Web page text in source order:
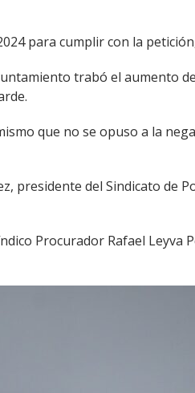
para cumplir con la
trabó el aumento
que no se opuso a la
del Sindicato de
Procurador Rafael Leyva